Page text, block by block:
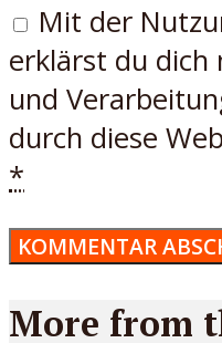
Mit der
erklärst du dich
und
durch diese
*
More from